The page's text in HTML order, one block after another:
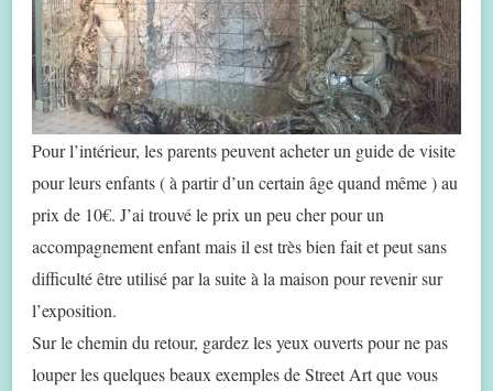
Pour l’intérieur, les parents peuvent acheter un guide de visite
pour leurs enfants ( à partir d’un certain âge quand même ) au
prix de 10€. J’ai trouvé le prix un peu cher pour un
accompagnement enfant mais il est très bien fait et peut sans
difficulté être utilisé par la suite à la maison pour revenir sur
l’exposition.
Sur le chemin du retour, gardez les yeux ouverts pour ne pas
louper les quelques beaux exemples de Street Art que vous